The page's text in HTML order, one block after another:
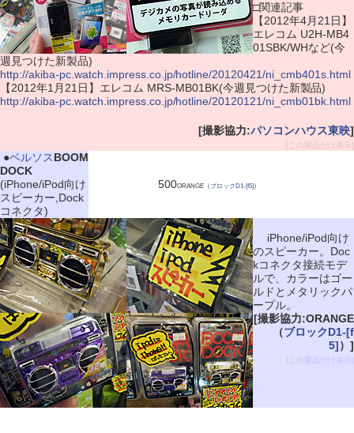
□関連記事
【2012年4月21日】
エレコム U2H-MB4
01SBK/WHなど(今
週見つけた新製品)
http://akiba-pc.watch.impress.co.jp/hotline/20120421/ni_cmb401s.html
【2012年1月21日】エレコム MRS-MB01BK(今週見つけた新製品)
http://akiba-pc.watch.impress.co.jp/hotline/20120121/ni_cmb01bk.html
[撮影協力:パソコンハウス東映]
[この製品だけ表示]
●ベルソスBOOM
DOCK
(iPhone/iPod向け
スピーカー,Dock
コネクタ)
500ORANGE（ブロックD1-[f5] ）
iPhone/iPod向け
のスピーカー。Doc
kコネクタ接続モデ
ルで、カラーはゴー
ルドとメタリックパ
ープル。
[撮影協力:ORANGE
（ブロックD1-[f
5]）]
[この製品だけ表示]